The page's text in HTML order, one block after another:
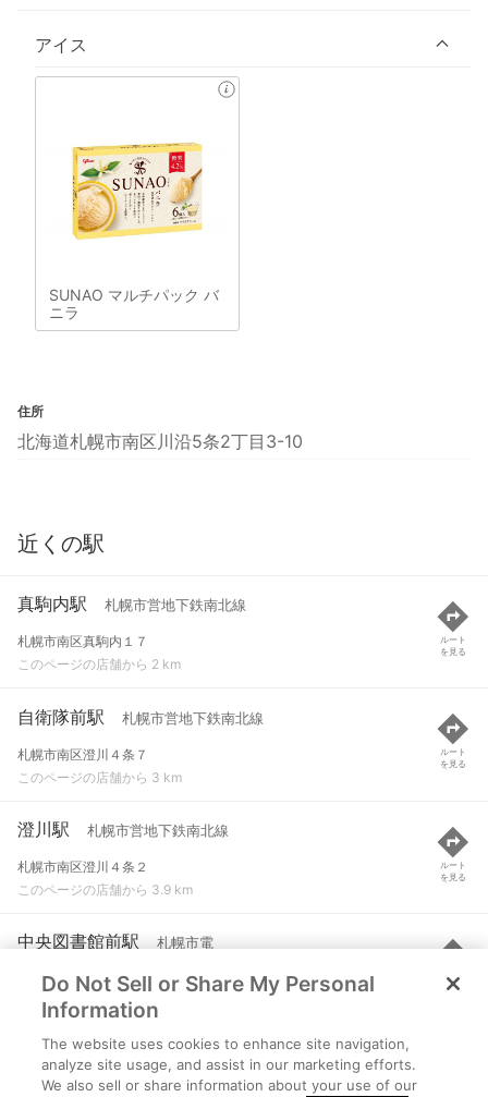
アイス
SUNAO マルチパック バ
ニラ
住所
北海道札幌市南区川沿5条2丁目3-10
近くの駅
真駒内駅 札幌市営地下鉄南北線
札幌市南区真駒内１７
このページの店舗から 2 km
ルート
を見る
自衛隊前駅 札幌市営地下鉄南北線
札幌市南区澄川４条７
このページの店舗から 3 km
ルート
を見る
澄川駅 札幌市営地下鉄南北線
札幌市南区澄川４条２
このページの店舗から 3.9 km
ルート
を見る
中央図書館前駅 札幌市電
札幌市中央区南２２条西１３
このページの店舗から 4.3 km
ルート
を見る
電車事業所前駅 札幌市電
札幌市中央区南２１条西１５
Do Not Sell or Share My Personal
Information
The website uses cookies to enhance site navigation,
analyze site usage, and assist in our marketing efforts.
We also sell or share information about your use of our